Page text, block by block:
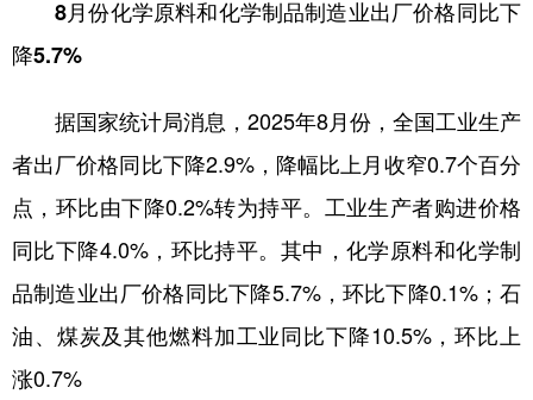
8月份化学原料和化学制品制造业出厂价格同比下
降5.7%
据国家统计局消息，2025年8月份，全国工业生产
者出厂价格同比下降2.9%，降幅比上月收窄0.7个百分
点，环比由下降0.2%转为持平。工业生产者购进价格
同比下降4.0%，环比持平。其中，化学原料和化学制
品制造业出厂价格同比下降5.7%，环比下降0.1%；石
油、煤炭及其他燃料加工业同比下降10.5%，环比上
涨0.7%